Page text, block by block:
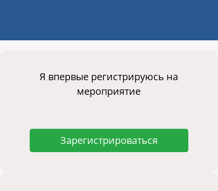
Я впервые регистрируюсь на
мероприятие
Зарегистрироваться